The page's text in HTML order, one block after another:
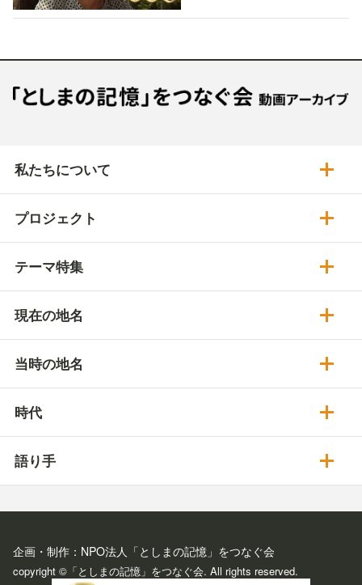
私たちについて
プロジェクト
テーマ特集
現在の地名
当時の地名
時代
語り手
企画・制作：NPO法人「としまの記憶」をつなぐ会
copyright ©「としまの記憶」をつなぐ会. All rights reserved.